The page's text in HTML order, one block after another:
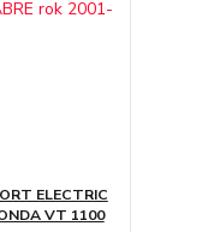
ELECTRIC
VT 1100